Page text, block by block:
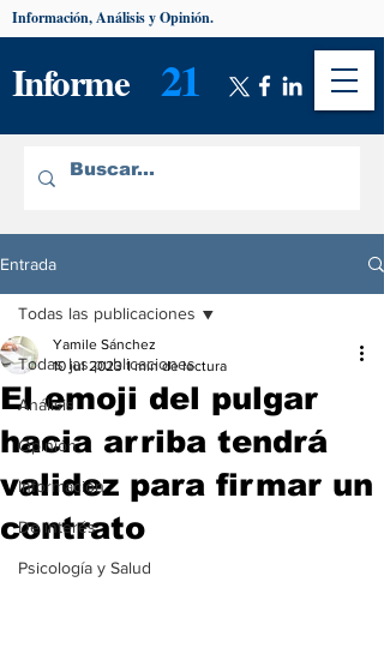
Informe 21
Información, Análisis y Opinión.
Entrada
Todas las publicaciones
Análisis
Opinión
Información
De interés
Psicología y Salud
Todas las publicaciones
El emoji del pulgar
hacia arriba tendrá
validez para firmar un
contrato
Yamile Sánchez
10 jul 2023 1 min de lectura